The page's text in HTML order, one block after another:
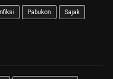
Pabukon Sajak